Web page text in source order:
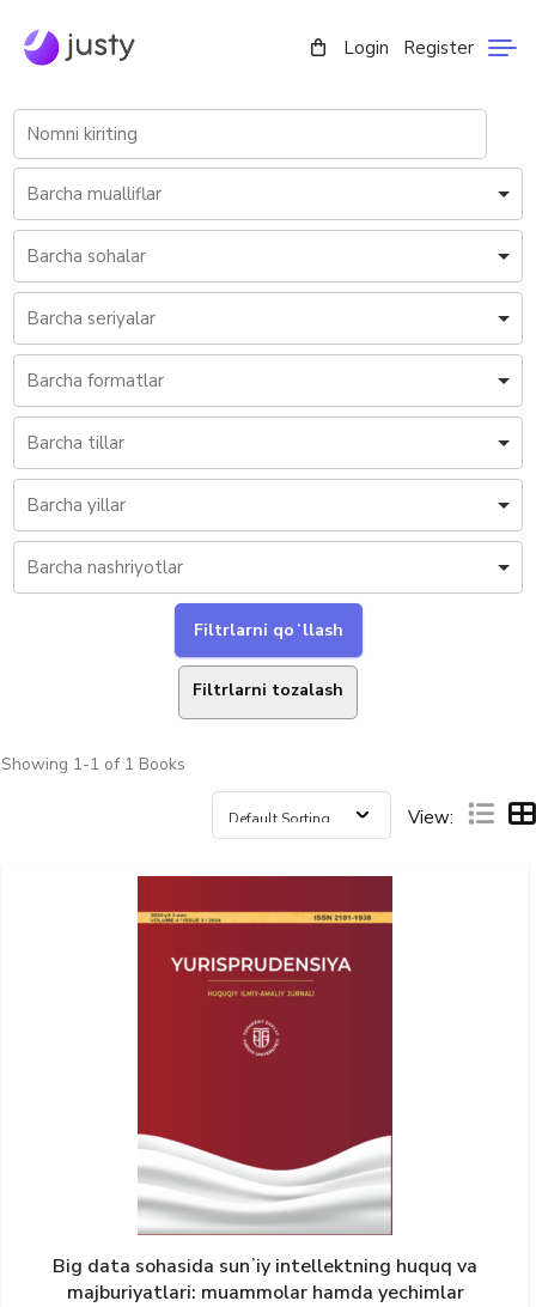
Login Register
Filtrlarni tozalash
Showing 1-1 of 1 Books
View:
Big data sohasida sunʼiy intellektning huquq va
majburiyatlari: muammolar hamda yechimlar